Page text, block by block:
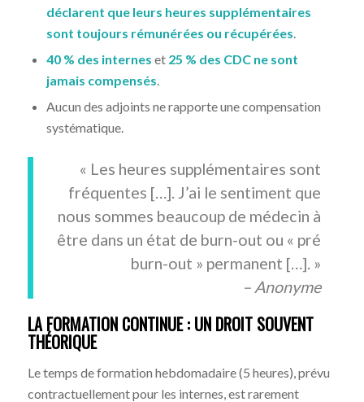
déclarent que leurs heures supplémentaires
sont toujours rémunérées ou récupérées.
40 % des internes et 25 % des CDC ne sont
jamais compensés.
Aucun des adjoints ne rapporte une compensation
systématique.
« Les heures supplémentaires sont
fréquentes […]. J’ai le sentiment que
nous sommes beaucoup de médecin à
être dans un état de burn-out ou « pré
burn-out » permanent […]. »
– Anonyme
LA FORMATION CONTINUE : UN DROIT SOUVENT
THÉORIQUE
Le temps de formation hebdomadaire (5 heures), prévu
contractuellement pour les internes, est rarement